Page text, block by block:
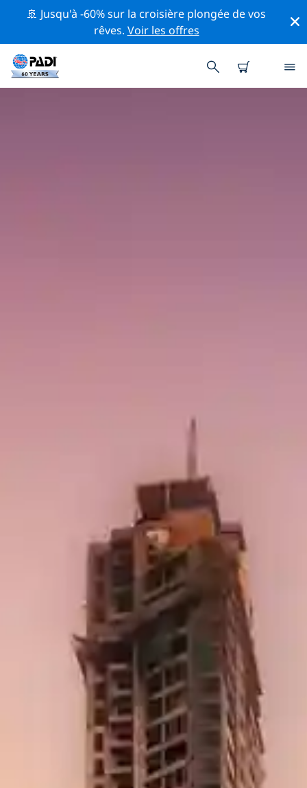
🚢 Jusqu'à -60% sur la croisière plongée de vos
rêves. Voir les offres